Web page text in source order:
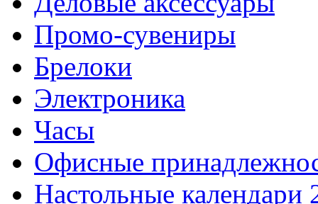
Промо-сувениры
Брелоки
Электроника
Часы
Офисные
Настольные календари